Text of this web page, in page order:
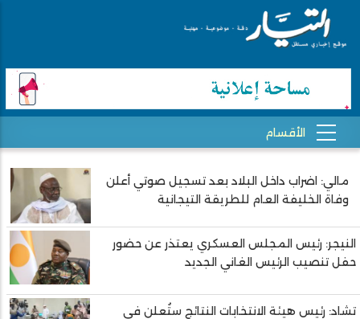
مالي: اضراب داخل البلاد بعد تسجيل صوتي أعلن
وفاة الخليفة العام للطريقة التيجانية
النيجر: رئيس المجلس العسكري يعتذر عن حضور
حفل تنصيب الرئيس الغاني الجديد
تشاد: رئيس هيئة الانتخابات النتائج ستُعلن في
Pagination